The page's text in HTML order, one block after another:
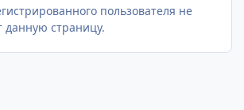
пользователя не
данную страницу.